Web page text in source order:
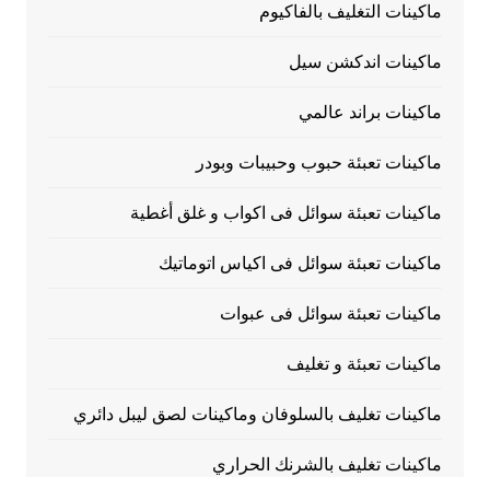
ماكينات التغليف بالفاكيوم
ماكينات اندكشن سيل
ماكينات براند عالمي
ماكينات تعبئة حبوب وحبيبات وبودر
ماكينات تعبئة سوائل فى اكواب و غلق أغطية
ماكينات تعبئة سوائل فى اكياس اتوماتيك
ماكينات تعبئة سوائل فى عبوات
ماكينات تعبئة و تغليف
ماكينات تغليف بالسلوفان وماكينات لصق ليبل دائري
ماكينات تغليف بالشرنك الحراري